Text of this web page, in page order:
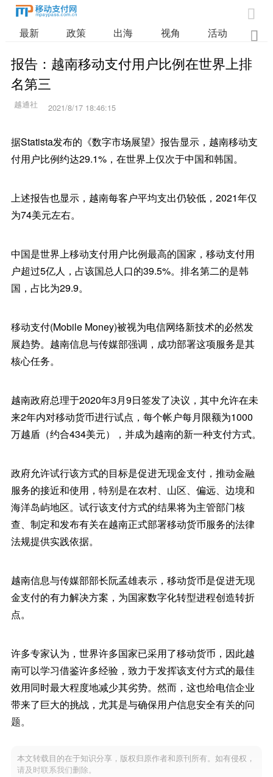

最新 政策 出海 视角 活动 业

报告：越南移动支付用户比例在世界上排
名第三
2021/8/17 18:46:15
据Statista发布的《数字市场展望》报告显示，越南移动支
付用户比例约达29.1%，在世界上仅次于中国和韩国。
上述报告也显示，越南每客户平均支出仍较低，2021年仅
为74美元左右。
中国是世界上移动支付用户比例最高的国家，移动支付用
户超过5亿人，占该国总人口的39.5%。排名第二的是韩
国，占比为29.9。
移动支付(Mobile Money)被视为电信网络新技术的必然发
展趋势。越南信息与传媒部强调，成功部署这项服务是其
核心任务。
越南政府总理于2020年3月9日签发了决议，其中允许在未
来2年内对移动货币进行试点，每个帐户每月限额为1000
万越盾（约合434美元），并成为越南的新一种支付方式。
政府允许试行该方式的目标是促进无现金支付，推动金融
服务的接近和使用，特别是在农村、山区、偏远、边境和
海洋岛屿地区。试行该支付方式的结果将为主管部门核
查、制定和发布有关在越南正式部署移动货币服务的法律
法规提供实践依据。
越南信息与传媒部部长阮孟雄表示，移动货币是促进无现
金支付的有力解决方案，为国家数字化转型进程创造转折
点。
许多专家认为，世界许多国家已采用了移动货币，因此越
南可以学习借鉴许多经验，致力于发挥该支付方式的最佳
效用同时最大程度地减少其劣势。然而，这也给电信企业
带来了巨大的挑战，尤其是与确保用户信息安全有关的问
题。
本文转载目的在于知识分享，版权归原作者和原刊所有。如有侵权，
请及时联系我们删除。